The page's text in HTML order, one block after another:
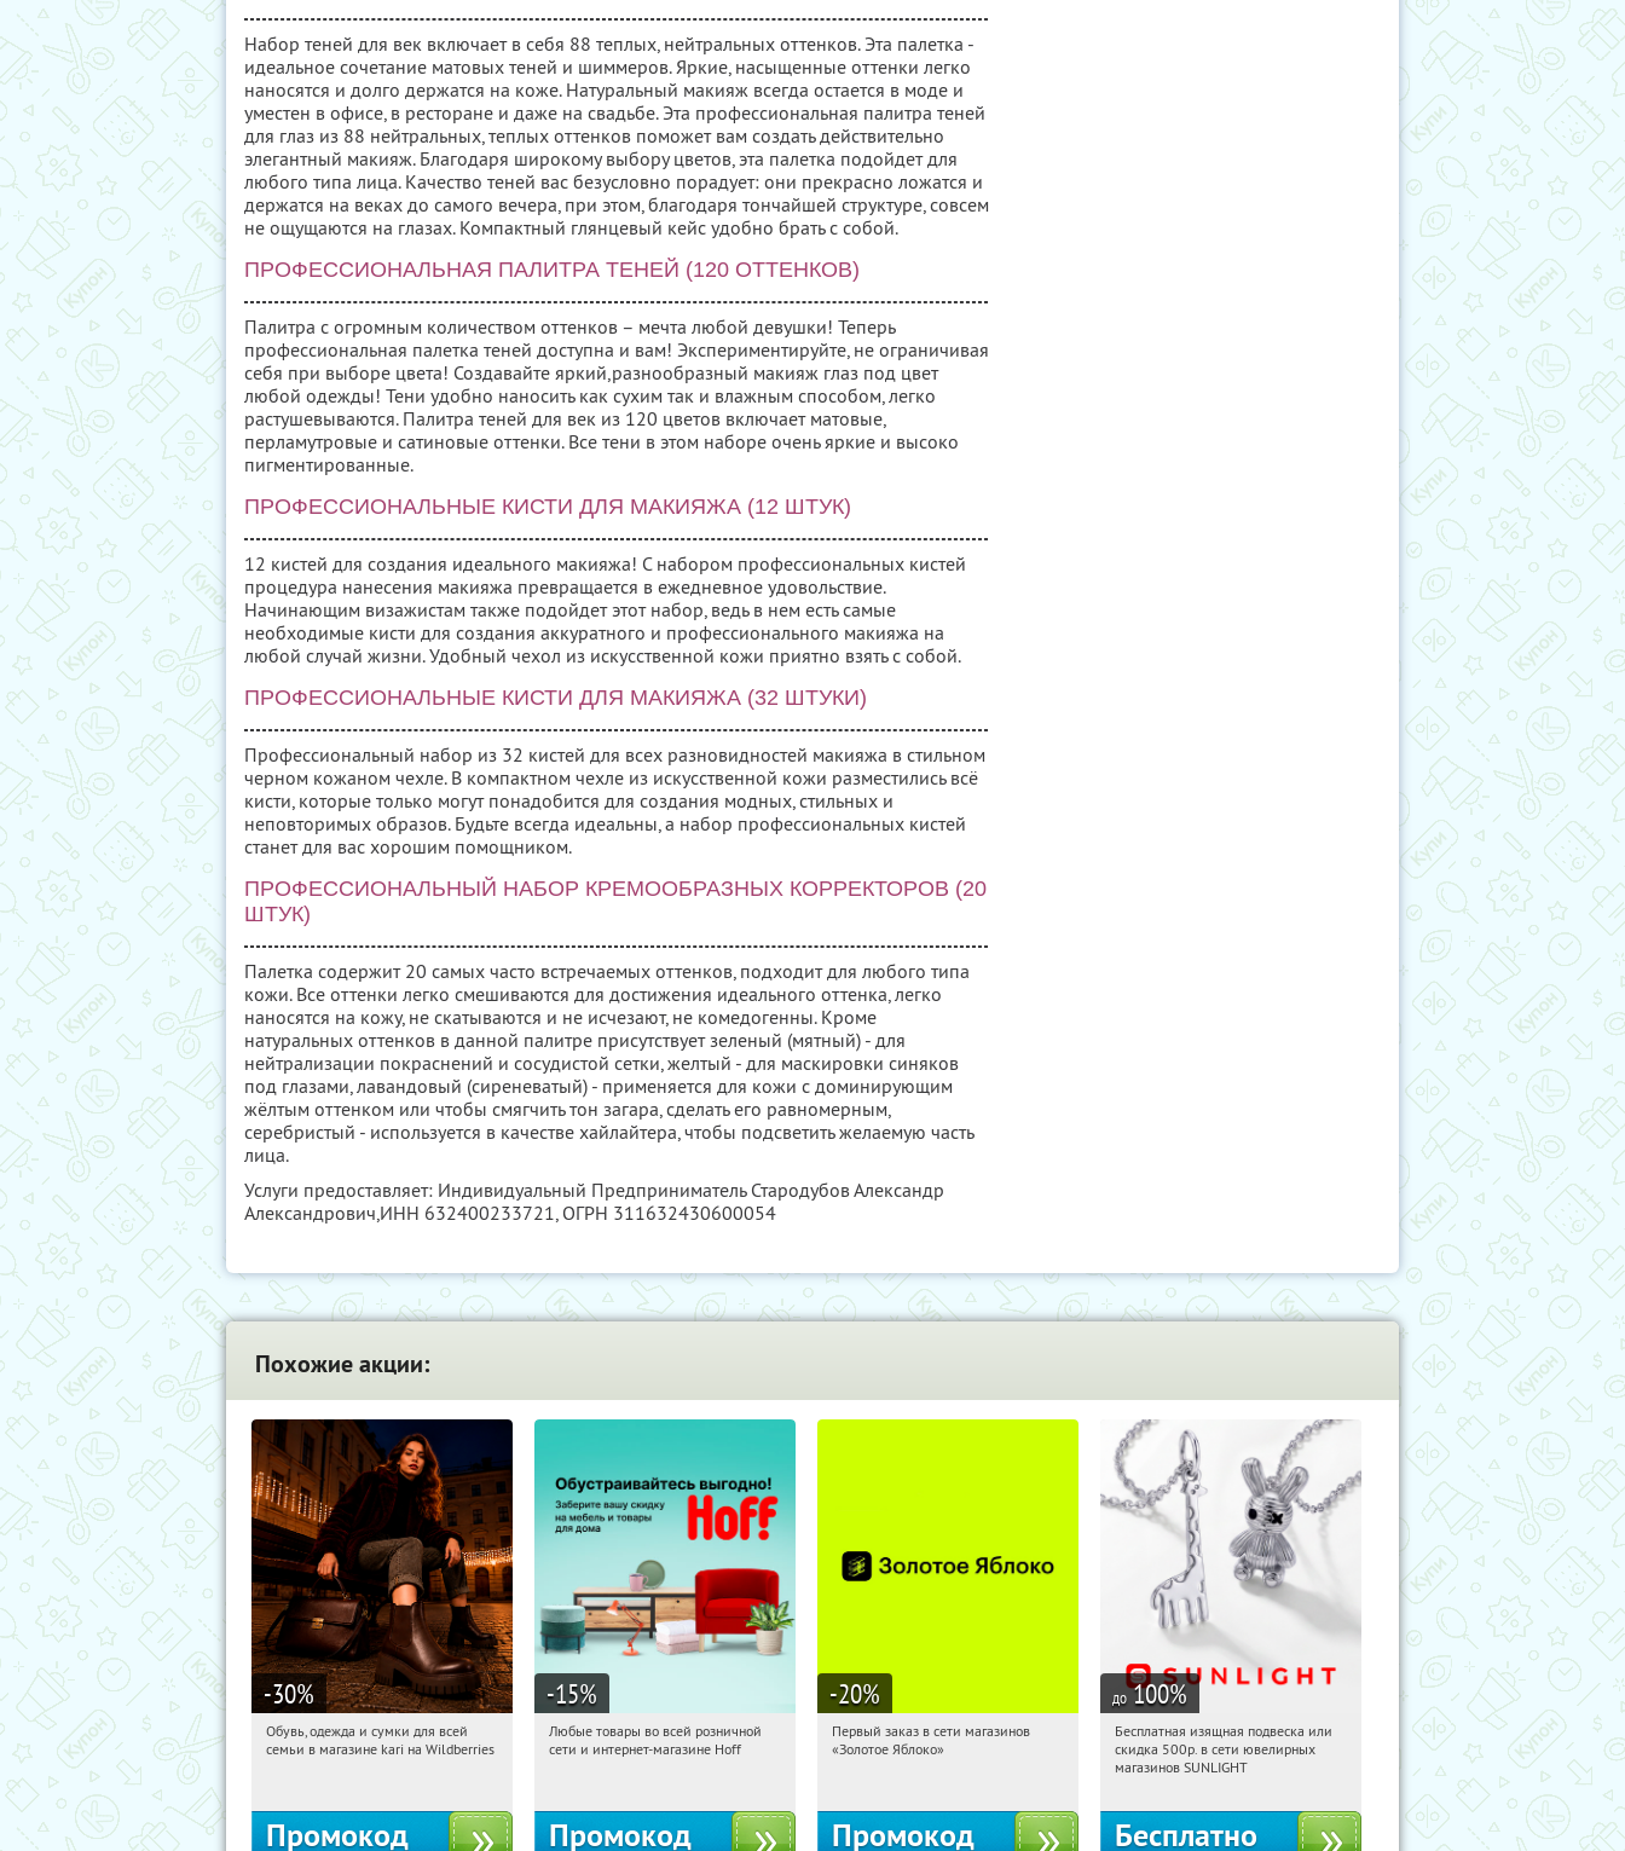
Набор теней для век включает в себя 88 теплых, нейтральных оттенков. Эта палетка -
идеальное сочетание матовых теней и шиммеров. Яркие, насыщенные оттенки легко
наносятся и долго держатся на коже. Натуральный макияж всегда остается в моде и
уместен в офисе, в ресторане и даже на свадьбе. Эта профессиональная палитра теней
для глаз из 88 нейтральных, теплых оттенков поможет вам создать действительно
элегантный макияж. Благодаря широкому выбору цветов, эта палетка подойдет для
любого типа лица. Качество теней вас безусловно порадует: они прекрасно ложатся и
держатся на веках до самого вечера, при этом, благодаря тончайшей структуре, совсем
не ощущаются на глазах. Компактный глянцевый кейс удобно брать с собой.
ПРОФЕССИОНАЛЬНАЯ ПАЛИТРА ТЕНЕЙ (120 ОТТЕНКОВ)
Палитра с огромным количеством оттенков – мечта любой девушки! Теперь
профессиональная палетка теней доступна и вам! Экспериментируйте, не ограничивая
себя при выборе цвета! Создавайте яркий,разнообразный макияж глаз под цвет
любой одежды! Тени удобно наносить как сухим так и влажным способом, легко
растушевываются. Палитра теней для век из 120 цветов включает матовые,
перламутровые и сатиновые оттенки. Все тени в этом наборе очень яркие и высоко
пигментированные.
ПРОФЕССИОНАЛЬНЫЕ КИСТИ ДЛЯ МАКИЯЖА (12 ШТУК)
12 кистей для создания идеального макияжа! С набором профессиональных кистей
процедура нанесения макияжа превращается в ежедневное удовольствие.
Начинающим визажистам также подойдет этот набор, ведь в нем есть самые
необходимые кисти для создания аккуратного и профессионального макияжа на
любой случай жизни. Удобный чехол из искусственной кожи приятно взять с собой.
ПРОФЕССИОНАЛЬНЫЕ КИСТИ ДЛЯ МАКИЯЖА (32 ШТУКИ)
Профессиональный набор из 32 кистей для всех разновидностей макияжа в стильном
черном кожаном чехле. В компактном чехле из искусственной кожи разместились всё
кисти, которые только могут понадобится для создания модных, стильных и
неповторимых образов. Будьте всегда идеальны, а набор профессиональных кистей
станет для вас хорошим помощником.
ПРОФЕССИОНАЛЬНЫЙ НАБОР КРЕМООБРАЗНЫХ КОРРЕКТОРОВ (20
ШТУК)
Палетка содержит 20 самых часто встречаемых оттенков, подходит для любого типа
кожи. Все оттенки легко смешиваются для достижения идеального оттенка, легко
наносятся на кожу, не скатываются и не исчезают, не комедогенны. Кроме
натуральных оттенков в данной палитре присутствует зеленый (мятный) - для
нейтрализации покраснений и сосудистой сетки, желтый - для маскировки синяков
под глазами, лавандовый (сиреневатый) - применяется для кожи с доминирующим
жёлтым оттенком или чтобы смягчить тон загара, сделать его равномерным,
серебристый - используется в качестве хайлайтера, чтобы подсветить желаемую часть
лица.
Услуги предоставляет: Индивидуальный Предприниматель Стародубов Александр
Александрович,ИНН 632400233721, ОГРН 311632430600054
Похожие акции:
-30%
10:49:02 Получили:
Обувь, одежда и сумки для всей
семьи в магазине kari на Wildberries
Промокод
-15%
10:49:02 Получили:
Любые товары во всей розничной
сети и интернет-магазине Hoff
Промокод
-20%
10:49:02
Получи первым!
Первый заказ в сети магазинов
«Золотое Яблоко»
Промокод
до 100%
10:49:02 Получили:
Россия
Бесплатная изящная подвеска или
скидка 500р. в сети ювелирных
магазинов SUNLIGHT
Бесплатно